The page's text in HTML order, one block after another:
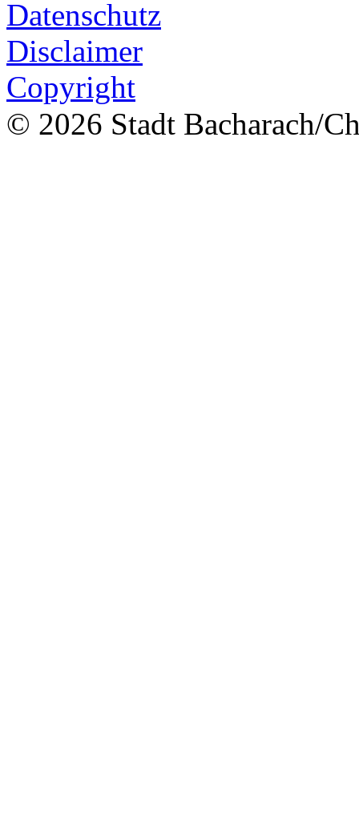
Datenschutz
Disclaimer
Copyright
© 2026 Stadt Bacharach/